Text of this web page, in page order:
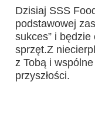
Dzisiaj SSS
podstawowej
sukces” i
sprzęt.Z
z Tobą i
przyszłości.